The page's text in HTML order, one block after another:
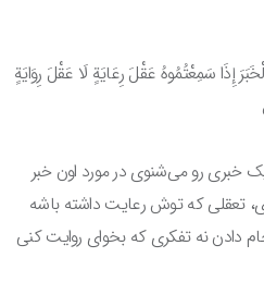
إِذَا سَمِعْتُمُوهُ عَقْلَ رِعَايَةٍ لَا عَقْلَ رِوَايَةٍ
رو می‌شنوی در مورد اون خبر
تعقلی که توش رعایت داشته باشه
دادن نه تفکری که بخوای روایت کنی